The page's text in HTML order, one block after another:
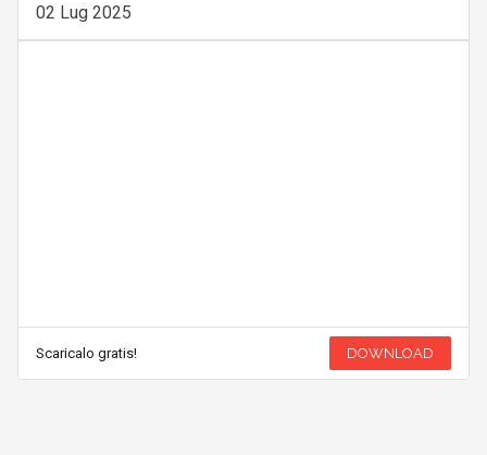
02 Lug 2025
Scaricalo gratis! DOWNLOAD